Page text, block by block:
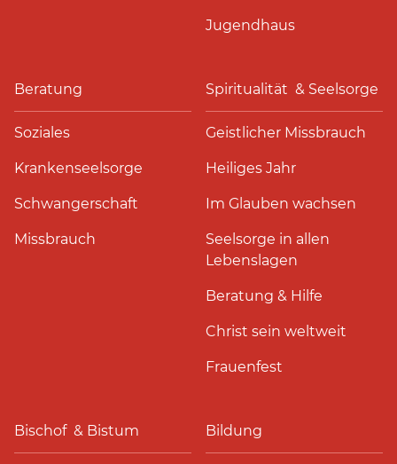
Jugendhaus
Beratung
Soziales
Krankenseelsorge
Schwangerschaft
Missbrauch
Spiritualität & Seelsorge
Geistlicher Missbrauch
Heiliges Jahr
Im Glauben wachsen
Seelsorge in allen
Lebenslagen
Beratung & Hilfe
Christ sein weltweit
Frauenfest
Bischof & Bistum Bildung